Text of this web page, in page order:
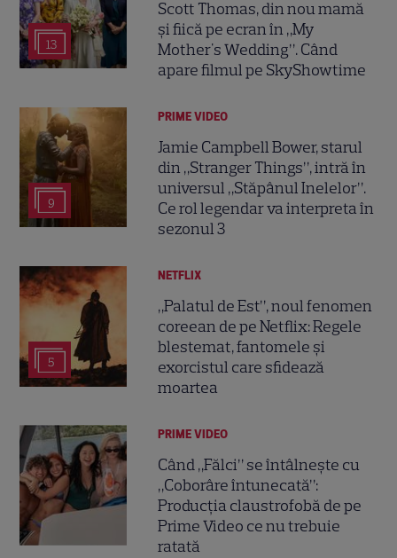
13
Scott Thomas, din nou mamă
și fiică pe ecran în „My
Mother's Wedding”. Când
apare filmul pe SkyShowtime
9
PRIME VIDEO
Jamie Campbell Bower, starul
din „Stranger Things”, intră în
universul „Stăpânul Inelelor”.
Ce rol legendar va interpreta în
sezonul 3
5
NETFLIX
„Palatul de Est”, noul fenomen
coreean de pe Netflix: Regele
blestemat, fantomele și
exorcistul care sfidează
moartea
PRIME VIDEO
Când „Fălci” se întâlnește cu
„Coborâre întunecată”:
Producția claustrofobă de pe
Prime Video ce nu trebuie
ratată